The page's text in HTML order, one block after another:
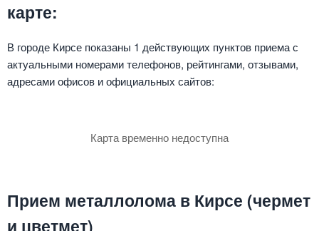
карте:
В городе Кирсе показаны 1 действующих пунктов приема с
актуальными номерами телефонов, рейтингами, отзывами,
адресами офисов и официальных сайтов:
Карта временно недоступна
Прием металлолома в Кирсе (чермет
и цветмет)